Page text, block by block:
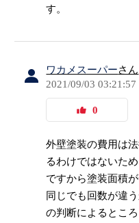
す。
ワカメスーパーさん
2021/09/03 03:21:57
0
外壁塗装の費用は
るわけではないた
ですから塗装面積
同じでも回数が違
の判断によるところ